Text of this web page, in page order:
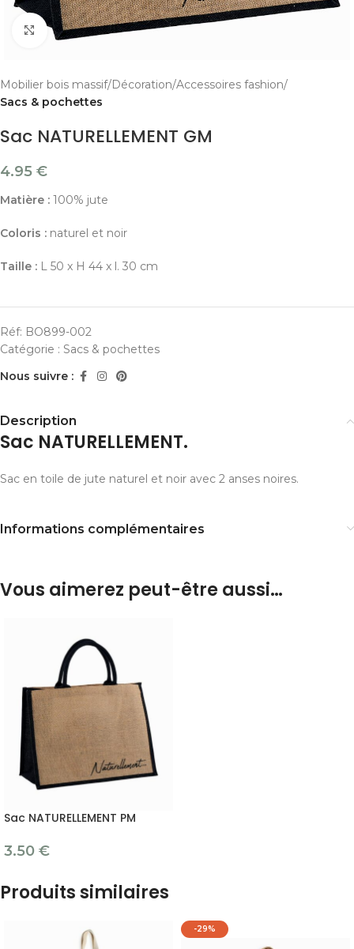
Cliquer pour agrandir
Mobilier bois massif Décoration Accessoires fashion
Sacs & pochettes
Sac NATURELLEMENT GM
4.95 €
Matière : 100% jute
Coloris : naturel et noir
Taille : L 50 x H 44 x l. 30 cm
Réf: BO899-002
Catégorie : Sacs & pochettes
Nous suivre :
Description
Sac NATURELLEMENT.
Sac en toile de jute naturel et noir avec 2 anses noires.
Informations complémentaires
Vous aimerez peut-être aussi…
Sac NATURELLEMENT PM
3.50 €
Produits similaires
-29%